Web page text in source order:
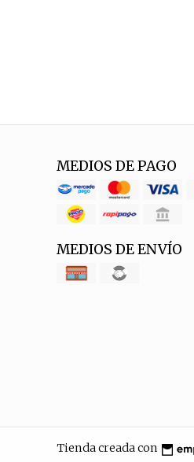
MEDIOS DE PAGO
MEDIOS DE ENVÍO
Tienda creada con